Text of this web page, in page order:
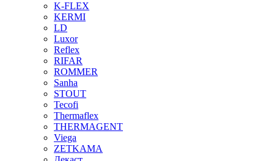
K-FLEX
KERMI
LD
Luxor
Reflex
RIFAR
ROMMER
Sanha
STOUT
Tecofi
Thermaflex
THERMAGENT
Viega
ZETKAMA